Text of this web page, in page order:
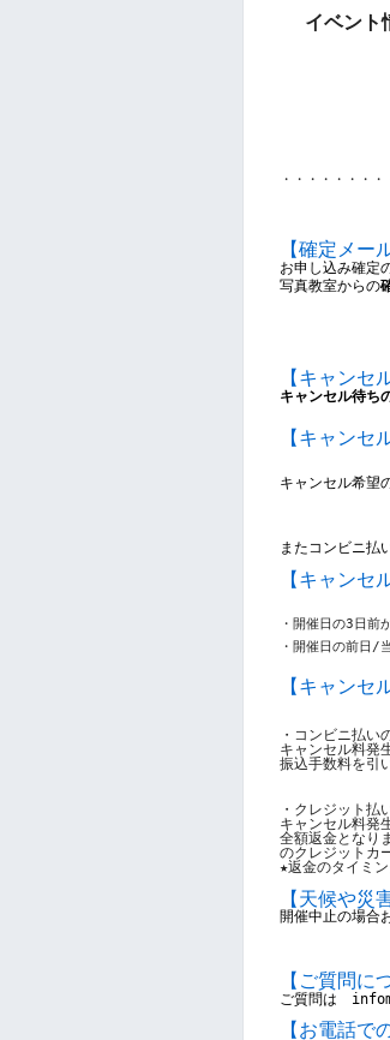
イベント
・・・・・・・
【確定メー
お申し込み確定
写真教室からの
【キャンセ
キャンセル待ち
【キャンセ
キャンセル希望
またコンビニ払
【キャンセ
・開催日の3日前
・開催日の前日/
【キャンセ
・コンビニ払い
キャンセル料発
振込手数料を引
・クレジット払
キャンセル料発
全額返金となり
のクレジットカ
★返金のタイミ
【天候や災
開催中止の場合
【ご質問に
ご質問は　
【お電話で